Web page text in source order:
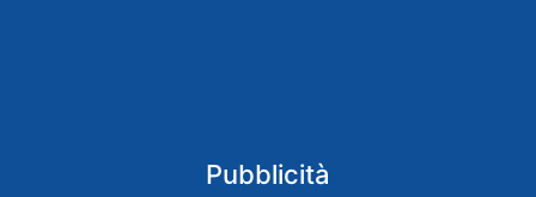
Pubblicità